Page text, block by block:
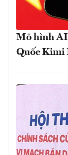
Mô hình AI
Quốc Kimi